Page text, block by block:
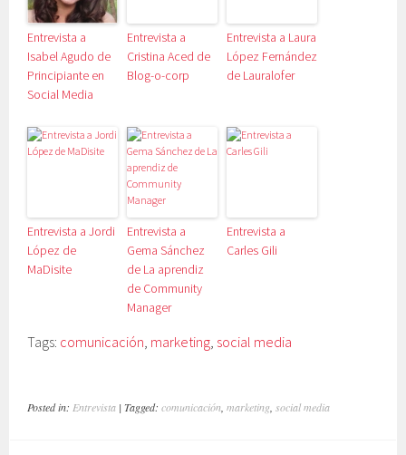
Entrevista a
Isabel Agudo de
Principiante en
Social Media
Entrevista a
Cristina Aced de
Blog-o-corp
Entrevista a Laura
López Fernández
de Lauralofer
Entrevista a Jordi
López de
MaDisite
Entrevista a
Gema Sánchez
de La aprendiz
de Community
Manager
Entrevista a
Carles Gili
Tags: comunicación marketing social media
Posted in: Entrevista | Tagged:comunicación ,marketing ,social media